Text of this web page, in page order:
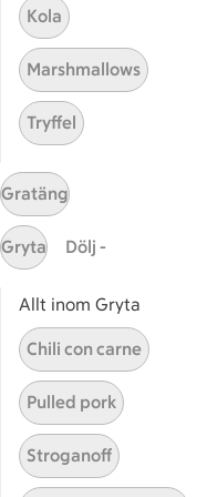
Våra ICA-kort
ICA
ICAs egna varor
ICA Gruppen
ICA Nära
ICA Supermarket
ICA Kvantum
ICA Maxi
Utvalda leverantörer
Annonsera
Jobba på ICA
Hållbarhet
ICA Stiftelsen
En god morgondag
Kola
Marshmallows
Tryffel
Gratäng
Gryta Dölj -
Allt inom Gryta
Chili con carne
Pulled pork
Stroganoff